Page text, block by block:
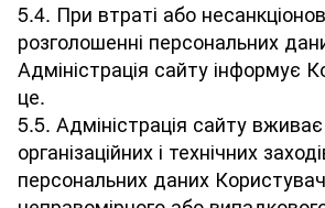
5.4. При втраті або
розголошенні персональних
Адміністрація сайту інформує
це.
5.5. Адміністрація сайту
організаційних і технічних
персональних даних